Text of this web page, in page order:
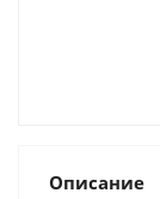
Описание